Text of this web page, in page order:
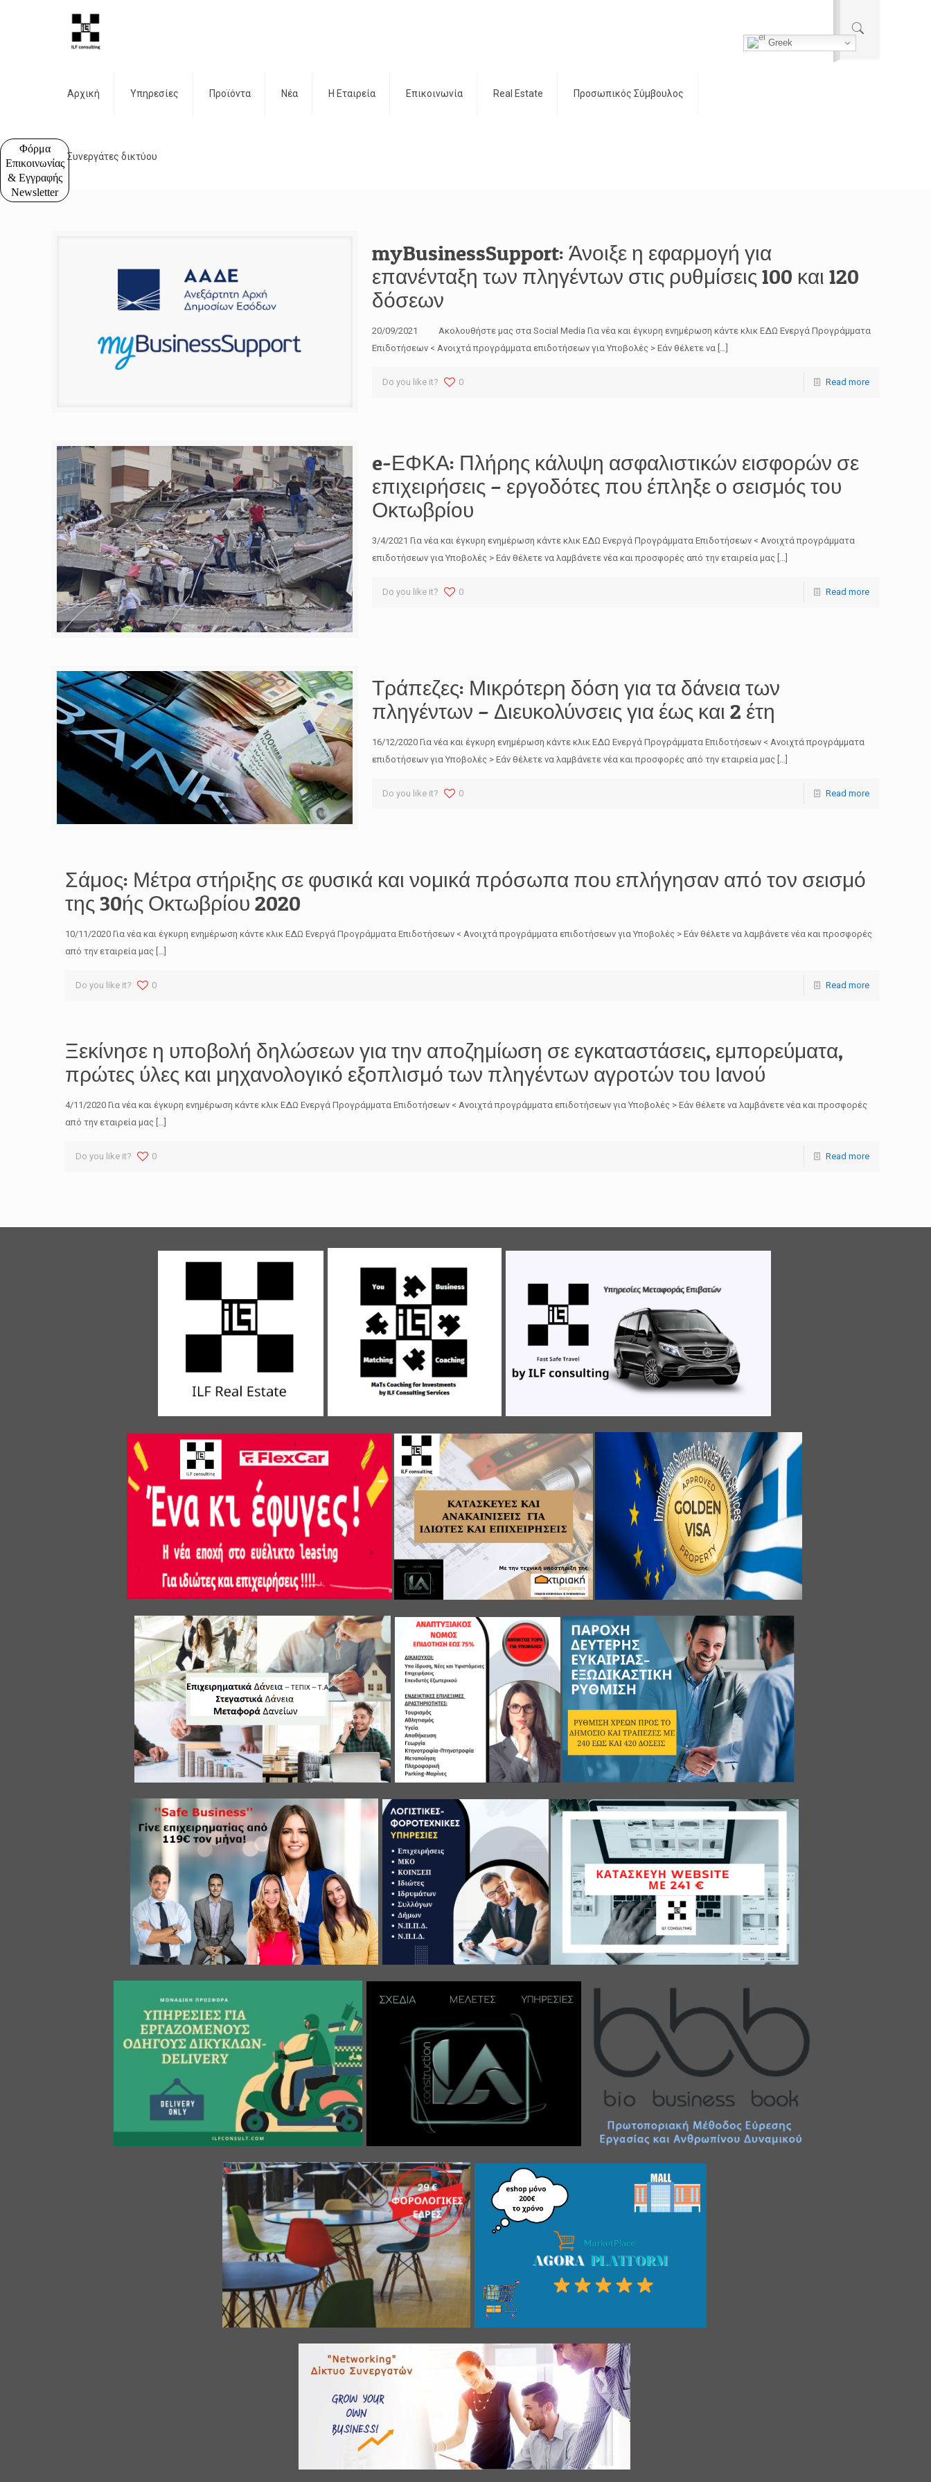
Φόρμα
Επικοινωνίας
& Εγγραφής
Newsletter
Αρχική Υπηρεσίες Προϊόντα Νέα H Εταιρεία Επικοινωνία Real Estate Προσωπικός Σύμβουλος
Συνεργάτες δικτύου
myBusinessSupport: Άνοιξε η εφαρμογή για
επανένταξη των πληγέντων στις ρυθμίσεις 100 και 120
δόσεων
20/09/2021 Ακολουθήστε μας στα Social Media Για νέα και έγκυρη ενημέρωση κάντε κλικ ΕΔΩ Ενεργά Προγράμματα
Επιδοτήσεων < Ανοιχτά προγράμματα επιδοτήσεων για Υποβολές > Εάν θέλετε να […]
Do you like it? 0 Read more
e-ΕΦΚΑ: Πλήρης κάλυψη ασφαλιστικών εισφορών σε
επιχειρήσεις – εργοδότες που έπληξε ο σεισμός του
Οκτωβρίου
3/4/2021 Για νέα και έγκυρη ενημέρωση κάντε κλικ ΕΔΩ Ενεργά Προγράμματα Επιδοτήσεων < Ανοιχτά προγράμματα
επιδοτήσεων για Υποβολές > Εάν θέλετε να λαμβάνετε νέα και προσφορές από την εταιρεία μας […]
Do you like it? 0 Read more
Τράπεζες: Μικρότερη δόση για τα δάνεια των
πληγέντων – Διευκολύνσεις για έως και 2 έτη
16/12/2020 Για νέα και έγκυρη ενημέρωση κάντε κλικ ΕΔΩ Ενεργά Προγράμματα Επιδοτήσεων < Ανοιχτά προγράμματα
επιδοτήσεων για Υποβολές > Εάν θέλετε να λαμβάνετε νέα και προσφορές από την εταιρεία μας […]
Do you like it? 0 Read more
Σάμος: Μέτρα στήριξης σε φυσικά και νομικά πρόσωπα που επλήγησαν από τον σεισμό
της 30ής Οκτωβρίου 2020
10/11/2020 Για νέα και έγκυρη ενημέρωση κάντε κλικ ΕΔΩ Ενεργά Προγράμματα Επιδοτήσεων < Ανοιχτά προγράμματα επιδοτήσεων για Υποβολές > Εάν θέλετε να λαμβάνετε νέα και προσφορές
από την εταιρεία μας […]
Do you like it? 0 Read more
Ξεκίνησε η υποβολή δηλώσεων για την αποζημίωση σε εγκαταστάσεις, εμπορεύματα,
πρώτες ύλες και μηχανολογικό εξοπλισμό των πληγέντων αγροτών του Ιανού
4/11/2020 Για νέα και έγκυρη ενημέρωση κάντε κλικ ΕΔΩ Ενεργά Προγράμματα Επιδοτήσεων < Ανοιχτά προγράμματα επιδοτήσεων για Υποβολές > Εάν θέλετε να λαμβάνετε νέα και προσφορές
από την εταιρεία μας […]
Do you like it? 0 Read more
Greek